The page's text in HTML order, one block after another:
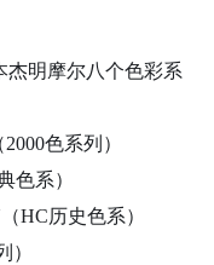
杰明摩尔八个色彩系
色系列）
色系）
HC历史色系）
）